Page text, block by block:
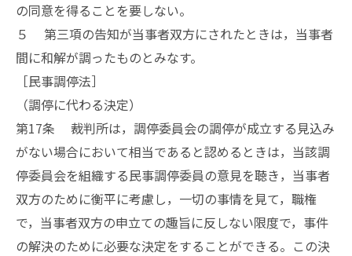
の同意を得ることを要しない。
５ 第三項の告知が当事者双方にされたときは，当事者
間に和解が調ったものとみなす。
［民事調停法］
（調停に代わる決定）
第17条 裁判所は，調停委員会の調停が成立する見込み
がない場合において相当であると認めるときは，当該調
停委員会を組織する民事調停委員の意見を聴き，当事者
双方のために衡平に考慮し，一切の事情を見て，職権
で，当事者双方の申立ての趣旨に反しない限度で，事件
の解決のために必要な決定をすることができる。この決